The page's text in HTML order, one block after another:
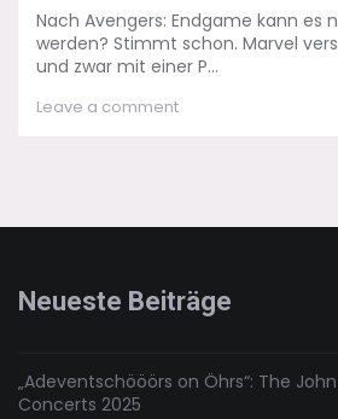
Nach Avengers: Endgame kann es
werden? Stimmt schon. Marvel
und zwar mit einer P...
Leave a commenton
mit
Euro-
Neueste Beiträge
„Adeventschööörs on Öhrs“: The
Concerts 2025